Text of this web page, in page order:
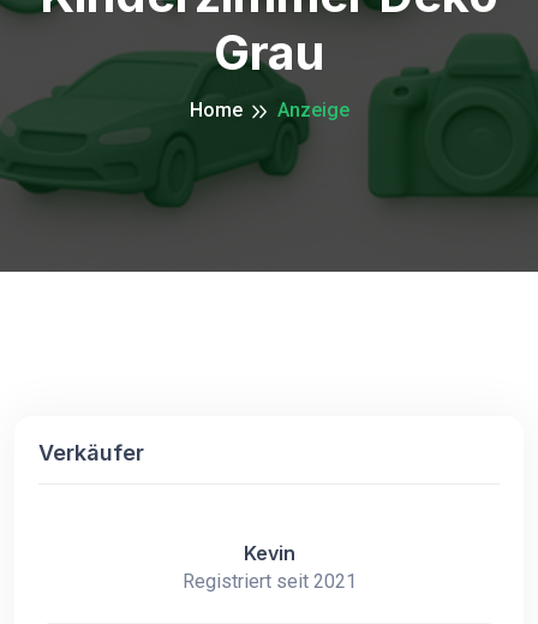
Grau
Home Anzeige
Verkäufer
Kevin
Registriert seit 2021